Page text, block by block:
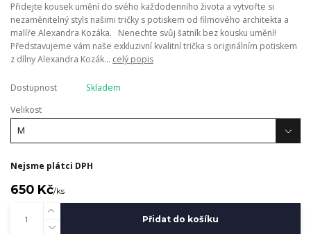
Přidejte kousek umění do svého každodenního života a vytvořte si
nezaměnitelný styls našimi tričky s potiskem od filmového architekta a
malíře Alexandra Kozáka. Nenechte svůj šatník bez kousku umění!
Představujeme vám naše exkluzivní kvalitní trička s originálním potiskem
z dílny Alexandra Kozák... celý popis
Dostupnost
Skladem
Velikost
Nejsme plátci DPH
650 Kč/ks
Přidat do košíku